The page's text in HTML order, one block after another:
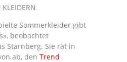
Sommerkleider gibt
beobachtet
Starnberg. Sie rät in
ab, den Trend